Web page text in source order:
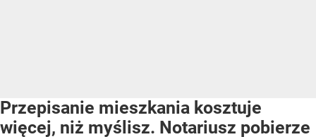
Przepisanie mieszkania kosztuje
więcej, niż myślisz. Notariusz pobierze